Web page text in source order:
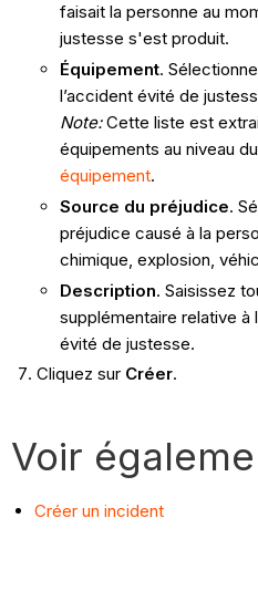
faisait la personne au
justesse s'est produit.
Équipement.
l’accident évité de
Note:Cette liste est
équipements au niveau
équipement.
Source du préjudice.
préjudice causé à la
chimique, explosion,
Description. Saisissez
supplémentaire relative
évité de justesse.
Cliquez sur Créer.
Voir
Créer un incident